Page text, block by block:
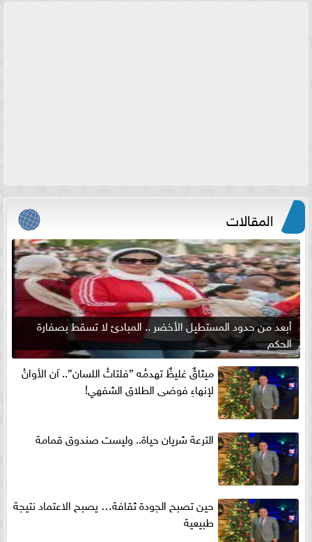
المقالات
أبعد من حدود المستطيل الأخضر .. المبادئ لا تسقط بصفارة
الحكم
ميثاقٌ غليظٌ تهدمُه ”فلتاتُ اللسان”.. آن الأوانُ
لإنهاءِ فوضى الطلاق الشفهي!
الترعة شريان حياة.. وليست صندوق قمامة
حين تصبح الجودة ثقافة… يصبح الاعتماد نتيجة
طبيعية